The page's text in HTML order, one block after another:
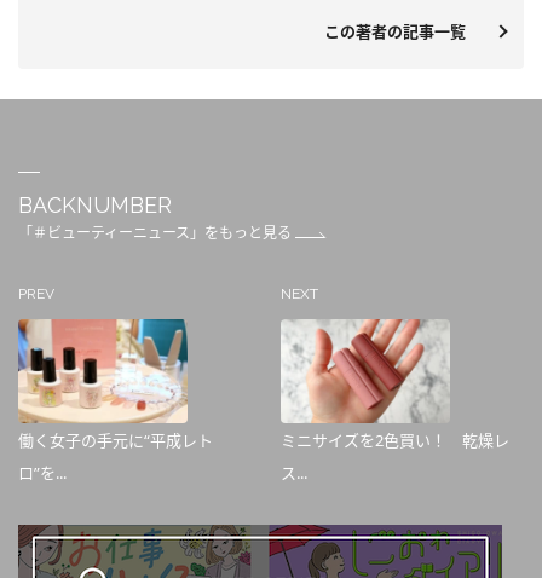
この著者の記事一覧
BACKNUMBER
「＃ビューティーニュース」をもっと見る
PREV
働く女子の手元に“平成レト
ロ”を...
NEXT
ミニサイズを2色買い！ 乾燥レ
ス...